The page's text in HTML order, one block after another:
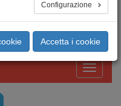
Toggle
Configurazione
Accetta i cookie